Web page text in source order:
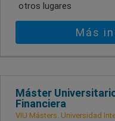
otros lugares
Más
Máster
Financiera
VIU Másters. Universidad